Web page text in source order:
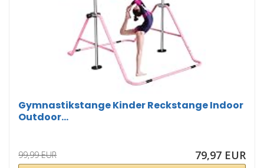
Gymnastikstange Kinder Reckstange Indoor
Outdoor...
99,99 EUR 79,97 EUR